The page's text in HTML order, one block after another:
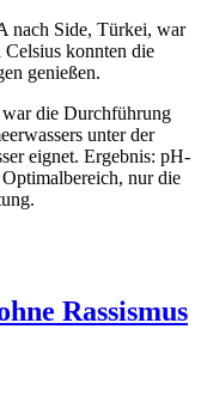
nach Side, Türkei, war
konnten die
genießen.
die Durchführung
unter der
eignet. Ergebnis: pH-
nur die
Rassismus